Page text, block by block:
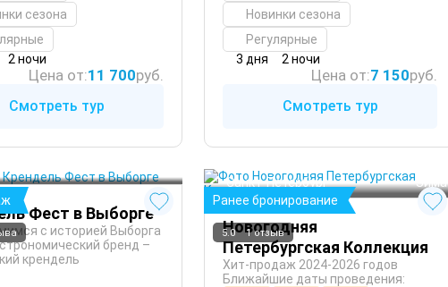
сезона
2 ночи
Цена от:11 700руб.
Смотреть тур
Новинки сезона
Регулярные
3 дня
2 ночи
Цена от:7 150руб.
Смотреть тур
Фест в Выборге
с историей Выборга
бренд –
крендель
Санкт-Петербург
Ранее бронирование
5.0 1 отзыв
Зима
Новогодняя
Петербургская Коллекция
Хит-продаж 2024-2026 годов
Ближайшие даты проведения: